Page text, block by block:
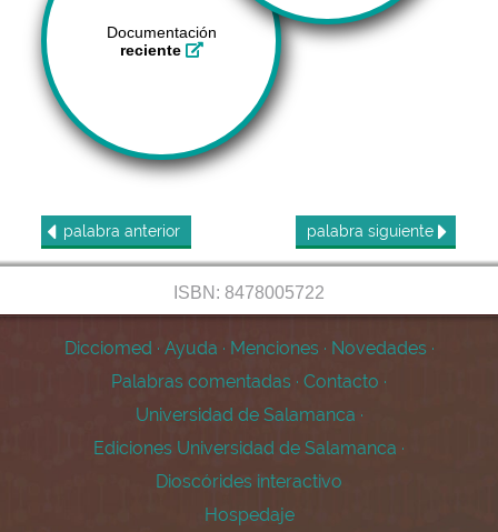
Documentación
reciente
palabra anterior palabra siguiente
ISBN: 8478005722
Dicciomed · Ayuda · Menciones · Novedades ·
Palabras comentadas · Contacto ·
Universidad de Salamanca ·
Ediciones Universidad de Salamanca ·
Dioscórides interactivo
Hospedaje